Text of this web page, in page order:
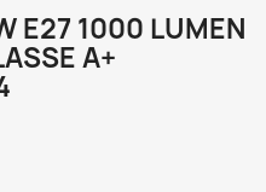
E27 1000 LUMEN
A+